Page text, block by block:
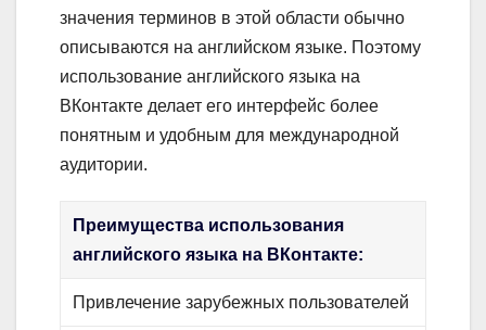
значения терминов в этой области обычно
описываются на английском языке. Поэтому
использование английского языка на
ВКонтакте делает его интерфейс более
понятным и удобным для международной
аудитории.
Преимущества использования
английского языка на ВКонтакте:
Привлечение зарубежных пользователей